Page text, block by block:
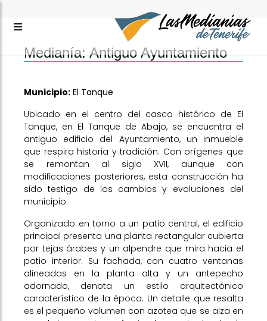
Medianía: Antiguo Ayuntamiento
Municipio: El Tanque
Ubicado en el centro del casco histórico de El
Tanque, en El Tanque de Abajo, se encuentra el
antiguo edificio del Ayuntamiento, un inmueble
que respira historia y tradición. Con orígenes que
se remontan al siglo XVII, aunque con
modificaciones posteriores, esta construcción ha
sido testigo de los cambios y evoluciones del
municipio.
Organizado en torno a un patio central, el edificio
principal presenta una planta rectangular cubierta
por tejas árabes y un alpendre que mira hacia el
patio interior. Su fachada, con cuatro ventanas
alineadas en la planta alta y un antepecho
adornado, denota un estilo arquitectónico
característico de la época. Un detalle que resalta
es el pequeño volumen con azotea que se alza en